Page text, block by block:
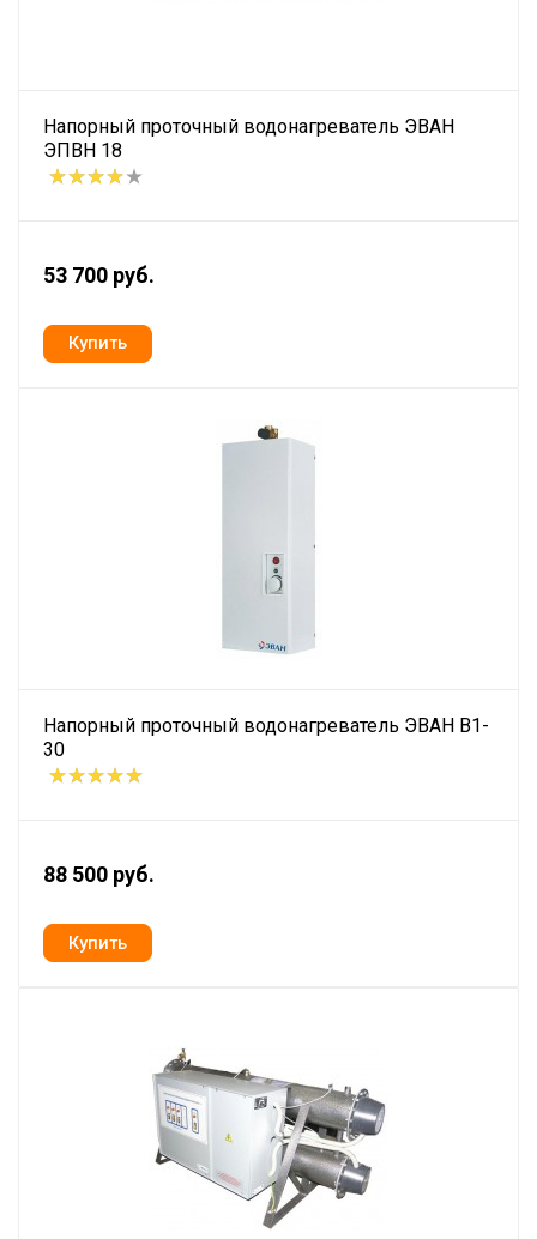
Напорный проточный водонагреватель ЭВАН
ЭПВН 18
53 700 руб.
Напорный проточный водонагреватель ЭВАН В1-
30
88 500 руб.